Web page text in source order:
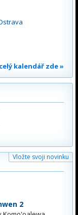
celý kalendář zde »
Vložte svoji novinku
2